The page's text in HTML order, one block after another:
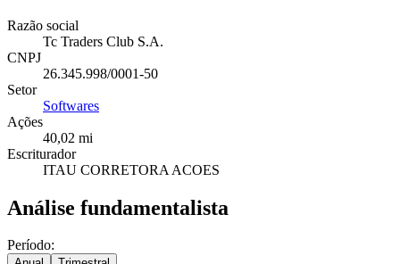
Razão social
Tc Traders Club S.A.
CNPJ
26.345.998/0001-50
Setor
Softwares
Ações
40,02 mi
Escriturador
ITAU CORRETORA ACOES
Análise fundamentalista
Período: